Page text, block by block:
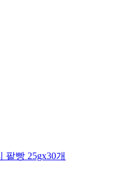
팥빵 25gx30개